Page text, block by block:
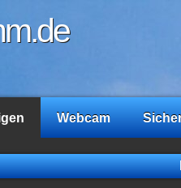
Webcam